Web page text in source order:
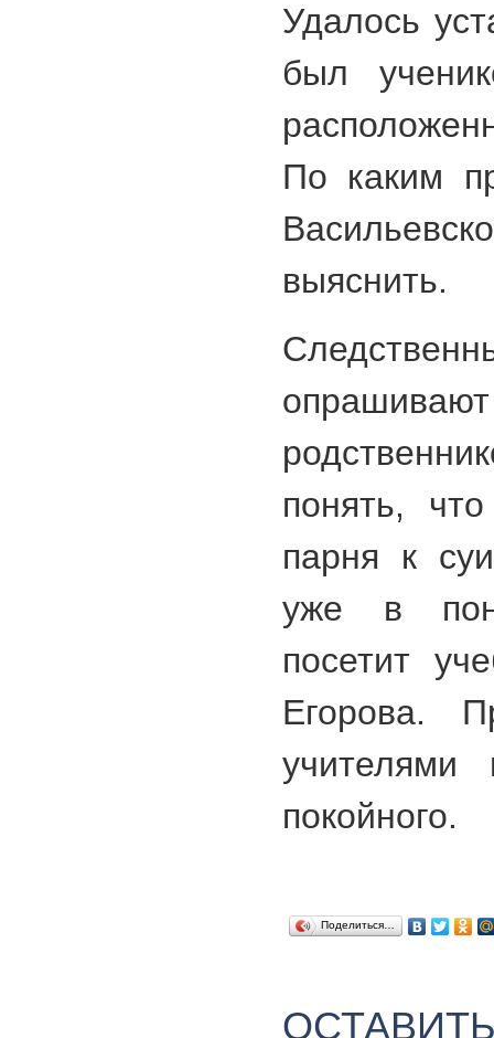
Удалось
был
По каким
выяснить.
понять,
парня к
уже в
посетит
Егорова.
учителями
покойного.
Поделиться…